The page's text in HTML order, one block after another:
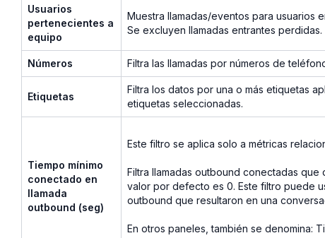
Usuarios
pertenecientes a
equipo
Muestra llamadas/eventos para usuarios
Se excluyen llamadas entrantes perdidas.
Números Filtra las llamadas por números de
Etiquetas
Filtra los datos por una o más etiquetas
etiquetas seleccionadas.
Tiempo mínimo
conectado en
llamada
outbound (seg)
Este filtro se aplica solo a métricas
Filtra llamadas outbound conectadas
valor por defecto es 0. Este filtro puede
outbound que resultaron en una
En otros paneles, también se denomina: